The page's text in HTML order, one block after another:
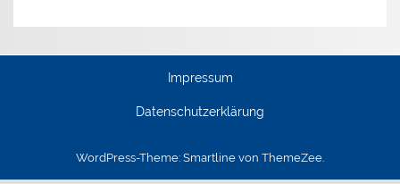
Impressum
Datenschutzerklärung
WordPress-Theme: Smartline von ThemeZee.